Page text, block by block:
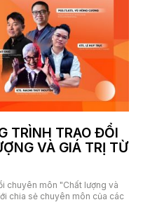
TRÌNH TRAO ĐỔI
VÀ GIÁ TRỊ TỪ
chuyên môn "Chất lượng và